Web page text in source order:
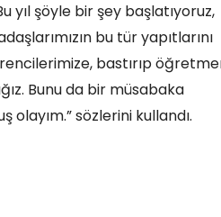
yıl şöyle bir şey başlatıyoruz,
bu tür yapıtlarını
bastırıp
Bunu da bir müsabaka
sözlerini kullandı.